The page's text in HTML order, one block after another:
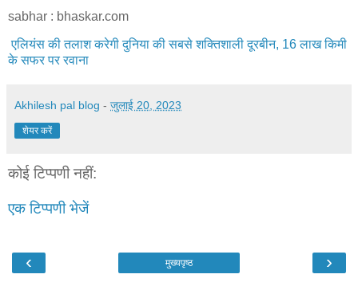
sabhar : bhaskar.com
एलियंस की तलाश करेगी दुनिया की सबसे शक्तिशाली दूरबीन, 16 लाख किमी
के सफर पर रवाना
Akhilesh pal blog - जुलाई 20, 2023
शेयर करें
कोई टिप्पणी नहीं:
एक टिप्पणी भेजें
‹ ›
मुख्यपृष्ठ